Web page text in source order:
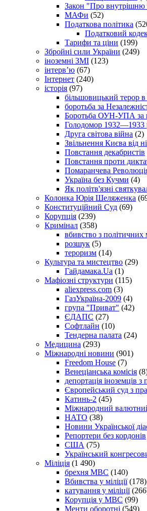
Закон "Про внутрішню
МАФи (52)
Податкова політика
Податковий
Тарифи та ціни (199)
Збройні сили України (249)
іноземні ЗМІ (123)
інтерв’ю (67)
Інтернет (240)
історія (97)
більшовицький терор в
боротьба за
Боротьба ОУН-УПА за
Голодомор 1932—1933
Друга світова війна (2)
Звільнення Києва від
Повстання декабристів
Повстання проти
Помаранчева
Україна без Кучми (4)
Як політв'язні
Колонка Юрія Шеляженка
Конституційний Суд (69)
Корупція (239)
Кримінал (358)
вбивство з політичних
розшук (5)
тероризм (14)
Культура та мистецтво (29)
Гайдамака.Ua (1)
Мафіозні структури (115)
aliexpress.com (3)
ГазУкраїна-2009 (4)
група "Приват" (42)
ЄДАПС (27)
Софтлайн (10)
Тендерна палата (24)
Медицина (293)
Міжнародні новини (901)
Freedom House (7)
Венеціанська комісія
депортація іноземців
Європейський суд з
Катинь-2 (45)
Міжнародний
НАТО (38)
Новини Української
Репортери без кордонів
США (75)
Український
Міліція (1 490)
брехня МВС (140)
Вбивства у міліції(178)
катування у міліції
Корупція у МВС (99)
Менти оборотні (549)